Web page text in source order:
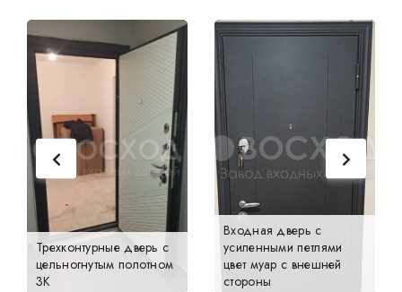
Трехконтурные дверь с
цельногнутым полотном
3К
Входная дверь с
усиленными петлями
цвет муар с внешней
стороны